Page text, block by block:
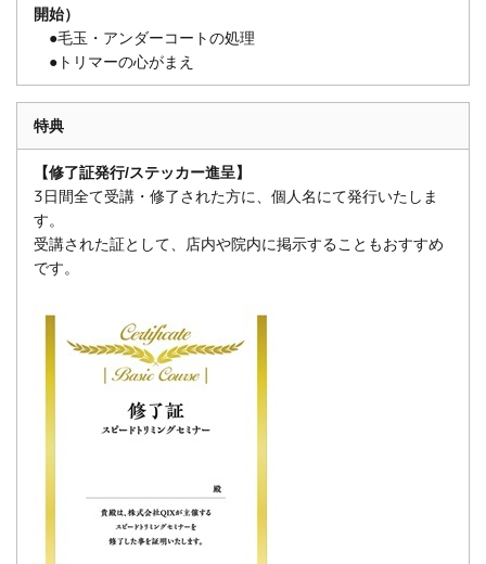
開始）
●毛玉・アンダーコートの処理
●トリマーの心がまえ
特典
【修了証発行/ステッカー進呈】
3日間全て受講・修了された方に、個人名にて発行いたしま
す。
受講された証として、店内や院内に掲示することもおすすめ
です。